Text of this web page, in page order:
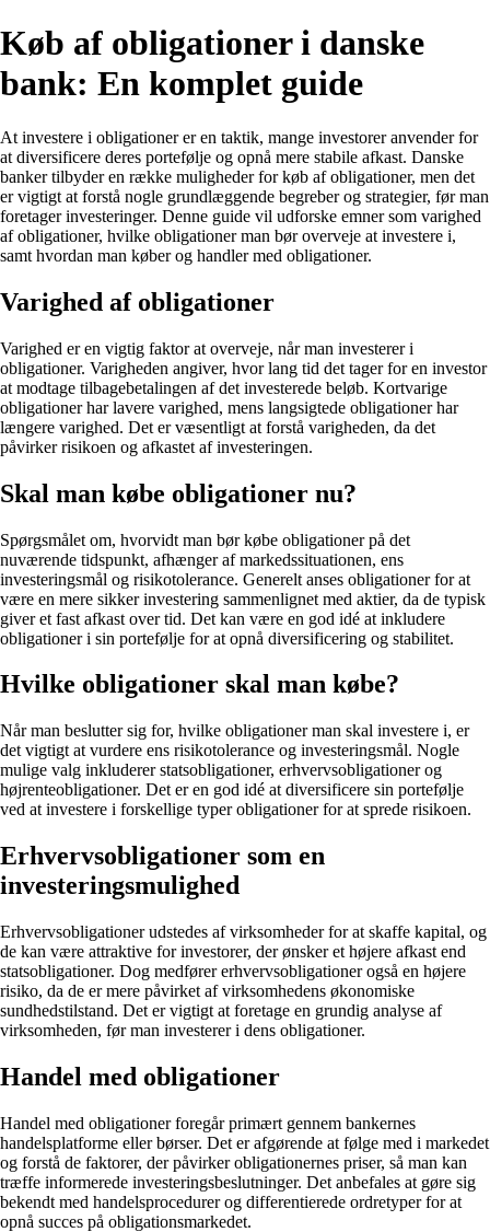
Køb af obligationer i danske
bank: En komplet guide
At investere i obligationer er en taktik, mange investorer anvender for
at diversificere deres portefølje og opnå mere stabile afkast. Danske
banker tilbyder en række muligheder for køb af obligationer, men det
er vigtigt at forstå nogle grundlæggende begreber og strategier, før man
foretager investeringer. Denne guide vil udforske emner som varighed
af obligationer, hvilke obligationer man bør overveje at investere i,
samt hvordan man køber og handler med obligationer.
Varighed af obligationer
Varighed er en vigtig faktor at overveje, når man investerer i
obligationer. Varigheden angiver, hvor lang tid det tager for en investor
at modtage tilbagebetalingen af det investerede beløb. Kortvarige
obligationer har lavere varighed, mens langsigtede obligationer har
længere varighed. Det er væsentligt at forstå varigheden, da det
påvirker risikoen og afkastet af investeringen.
Skal man købe obligationer nu?
Spørgsmålet om, hvorvidt man bør købe obligationer på det
nuværende tidspunkt, afhænger af markedssituationen, ens
investeringsmål og risikotolerance. Generelt anses obligationer for at
være en mere sikker investering sammenlignet med aktier, da de typisk
giver et fast afkast over tid. Det kan være en god idé at inkludere
obligationer i sin portefølje for at opnå diversificering og stabilitet.
Hvilke obligationer skal man købe?
Når man beslutter sig for, hvilke obligationer man skal investere i, er
det vigtigt at vurdere ens risikotolerance og investeringsmål. Nogle
mulige valg inkluderer statsobligationer, erhvervsobligationer og
højrenteobligationer. Det er en god idé at diversificere sin portefølje
ved at investere i forskellige typer obligationer for at sprede risikoen.
Erhvervsobligationer som en
investeringsmulighed
Erhvervsobligationer udstedes af virksomheder for at skaffe kapital, og
de kan være attraktive for investorer, der ønsker et højere afkast end
statsobligationer. Dog medfører erhvervsobligationer også en højere
risiko, da de er mere påvirket af virksomhedens økonomiske
sundhedstilstand. Det er vigtigt at foretage en grundig analyse af
virksomheden, før man investerer i dens obligationer.
Handel med obligationer
Handel med obligationer foregår primært gennem bankernes
handelsplatforme eller børser. Det er afgørende at følge med i markedet
og forstå de faktorer, der påvirker obligationernes priser, så man kan
træffe informerede investeringsbeslutninger. Det anbefales at gøre sig
bekendt med handelsprocedurer og differentierede ordretyper for at
opnå succes på obligationsmarkedet.